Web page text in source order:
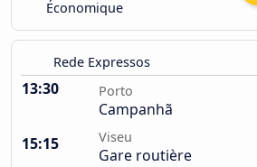
Économique
Rede Expressos
13:30 Porto
Campanhã
15:15
Viseu
Gare routière